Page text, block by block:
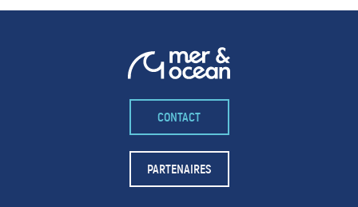
– FACEBOOK –
POUR LIKER
TA MER
CONTACT
PARTENAIRES